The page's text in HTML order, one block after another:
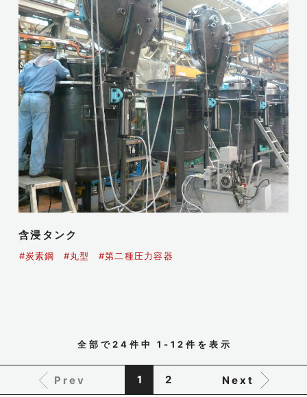
含浸タンク
#炭素鋼 #丸型 #第二種圧力容器
全部で24 件中1-12件を表示
Prev 1 2 Next